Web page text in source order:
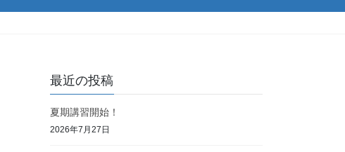
最近の投稿
夏期講習開始！
2026年7月27日